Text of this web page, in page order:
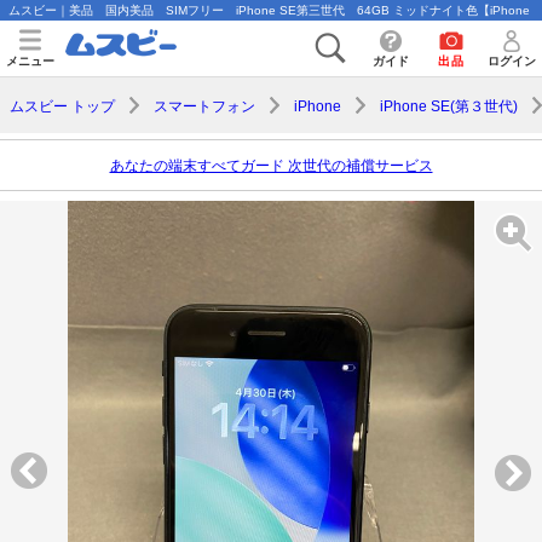
ムスビー｜美品 国内美品 SIMフリー iPhone SE第三世代 64GB ミッドナイト色【iPhone
メニュー ガイド 出品 ログイン
ムスビー トップ スマートフォン iPhone iPhone SE(第３世代)
あなたの端末すべてガード 次世代の補償サービス